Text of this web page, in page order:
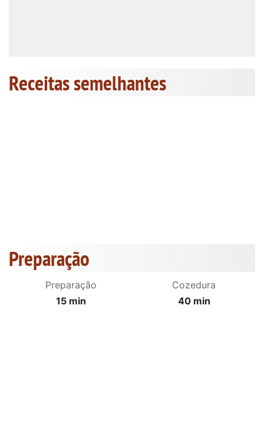
Receitas semelhantes
Preparação
Preparação
15 min
Cozedura
40 min